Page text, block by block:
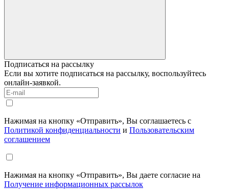
Подписаться на рассылку
Если вы хотите подписаться на рассылку, воспользуйтесь
онлайн-заявкой.
Нажимая на кнопку «Отправить», Вы соглашаетесь с
Политикой конфиденциальности и Пользовательским
соглашением
Нажимая на кнопку «Отправить», Вы даете согласие на
Получение информационных рассылок